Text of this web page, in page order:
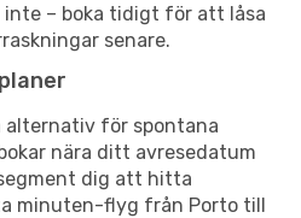
– boka tidigt för att låsa
senare.
alternativ för spontana
nära ditt avresedatum
dig att hitta
minuten-flyg från Porto till